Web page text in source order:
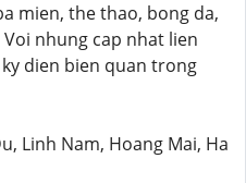
mien, the thao, bong da,
nhung cap nhat lien
dien bien quan trong
Linh Nam, Hoang Mai, Ha